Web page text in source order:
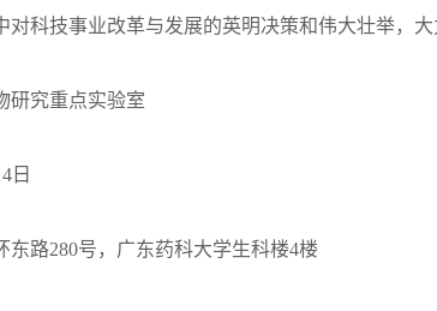
对科技事业改革与发展的英明决策和伟大壮举，
研究重点实验室
日
东路280号，广东药科大学生科楼4楼